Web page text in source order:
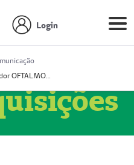
Login
Prestador OFTALMOCLÍNICA SÃO GONÇALO (55004164-2)